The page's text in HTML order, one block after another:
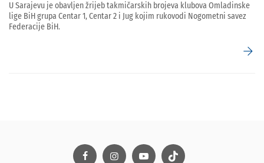
U Sarajevu je obavljen žrijeb takmičarskih brojeva klubova Omladinske
lige BiH grupa Centar 1, Centar 2 i Jug kojim rukovodi Nogometni savez
Federacije BiH.
arrow_forward